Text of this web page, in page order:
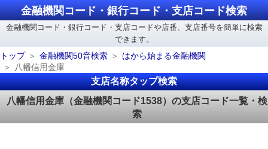
金融機関コード・銀行コード・支店コード検索
金融機関コード・銀行コード・支店コードや店番、支店番号を簡単に検索
できます。
トップ
金融機関50音検索
はから始まる金融機関
八幡信用金庫
支店名称タップ検索
八幡信用金庫（金融機関コード1538）の支店コード一覧・検
索